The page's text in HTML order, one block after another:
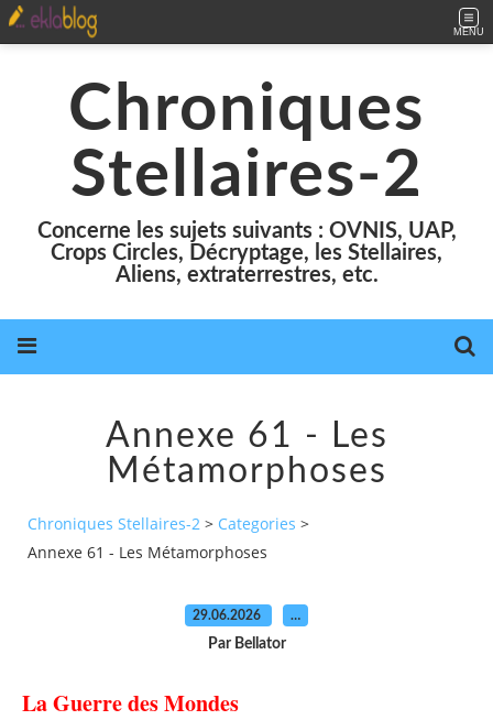
MENU
Chroniques
Stellaires-2
Concerne les sujets suivants : OVNIS, UAP,
Crops Circles, Décryptage, les Stellaires,
Aliens, extraterrestres, etc.
Annexe 61 - Les
Métamorphoses
Chroniques Stellaires-2 > Categories >
Annexe 61 - Les Métamorphoses
29.06.2026 …
Par Bellator
La Guerre des Mondes